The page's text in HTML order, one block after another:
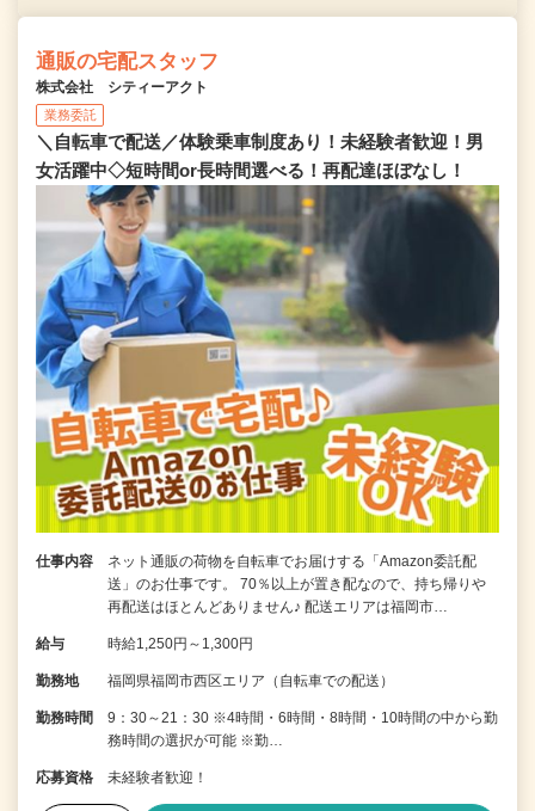
通販の宅配スタッフ
株式会社 シティーアクト
業務委託
＼自転車で配送／体験乗車制度あり！未経験者歓迎！男
女活躍中◇短時間or長時間選べる！再配達ほぼなし！
仕事内容
ネット通販の荷物を自転車でお届けする「Amazon委託配
送」のお仕事です。 70％以上が置き配なので、持ち帰りや
再配送はほとんどありません♪ 配送エリアは福岡市…
給与 時給1,250円～1,300円
勤務地 福岡県福岡市西区エリア（自転車での配送）
勤務時間
9：30～21：30 ※4時間・6時間・8時間・10時間の中から勤
務時間の選択が可能 ※勤…
応募資格 未経験者歓迎！